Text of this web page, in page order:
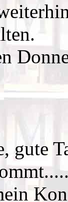
gute